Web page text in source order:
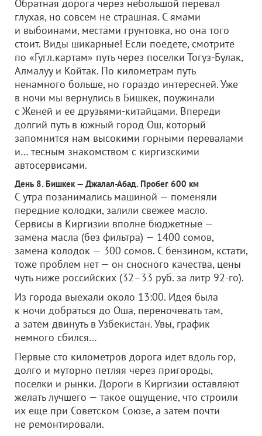
Обратная дорога через небольшой перевал
глухая, но совсем не страшная. С ямами
и выбоинами, местами грунтовка, но она того
стоит. Виды шикарные! Если поедете, смотрите
по «Гугл.картам» путь через поселки Тогуз-Булак,
Алмалуу и Койтак. По километрам путь
ненамного больше, но гораздо интересней. Уже
в ночи мы вернулись в Бишкек, поужинали
с Женей и ее друзьями-китайцами. Впереди
долгий путь в южный город Ош, который
запомнится нам высокими горными перевалами
и… тесным знакомством с киргизскими
автосервисами.
День 8. Бишкек — Джалал-Абад. Пробег 600 км
С утра позанимались машиной — поменяли
передние колодки, залили свежее масло.
Сервисы в Киргизии вполне бюджетные —
замена масла (без фильтра) — 1400 сомов,
замена колодок — 300 сомов. С бензином, кстати,
тоже проблем нет — он сносного качества, цены
чуть ниже российских (32–33 руб. за литр 92-го).
Из города выехали около 13:00. Идея была
к ночи добраться до Оша, переночевать там,
а затем двинуть в Узбекистан. Увы, график
немного сбился…
Первые сто километров дорога идет вдоль гор,
долго и муторно петляя через пригороды,
поселки и рынки. Дороги в Киргизии оставляют
желать лучшего — такое ощущение, что строили
их еще при Советском Союзе, а затем почти
не ремонтировали.